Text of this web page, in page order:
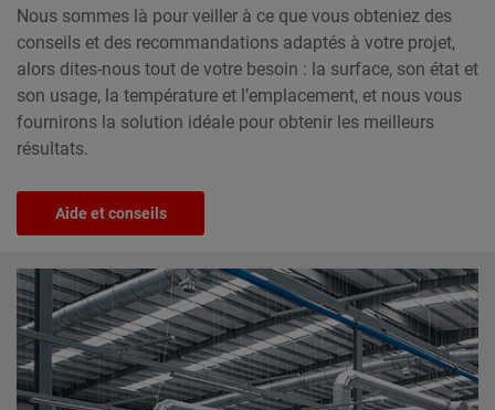
Nous sommes là pour veiller à ce que vous obteniez des
conseils et des recommandations adaptés à votre projet,
alors dites-nous tout de votre besoin : la surface, son état et
son usage, la température et l’emplacement, et nous vous
fournirons la solution idéale pour obtenir les meilleurs
résultats.
Aide et conseils